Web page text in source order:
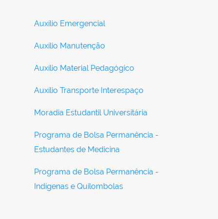
Auxílio Emergencial
Auxílio Manutenção
Auxílio Material Pedagógico
Auxílio Transporte Interespaço
Moradia Estudantil Universitária
Programa de Bolsa Permanência -
Estudantes de Medicina
Programa de Bolsa Permanência -
Indígenas e Quilombolas